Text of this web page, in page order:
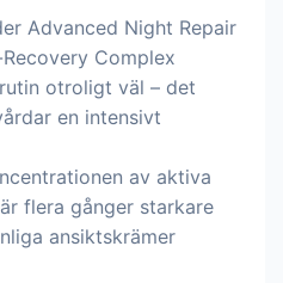
Advanced Night Repair
Complex
otroligt väl – det
en intensivt
av aktiva
flera gånger starkare
ansiktskrämer